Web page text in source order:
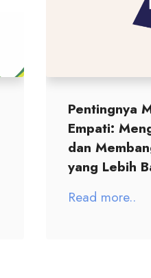
Pentingnya
Empati:
dan
yang Lebih
Read more..